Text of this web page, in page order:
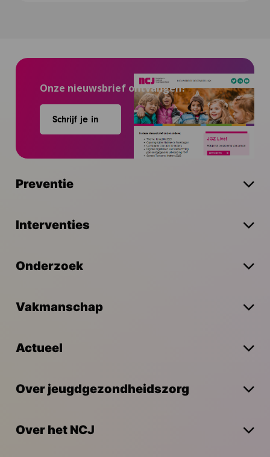
Onze nieuwsbrief ontvangen?
Schrijf je in
Preventie
Interventies
Onderzoek
Vakmanschap
Actueel
Over jeugdgezondheidszorg
Over het NCJ